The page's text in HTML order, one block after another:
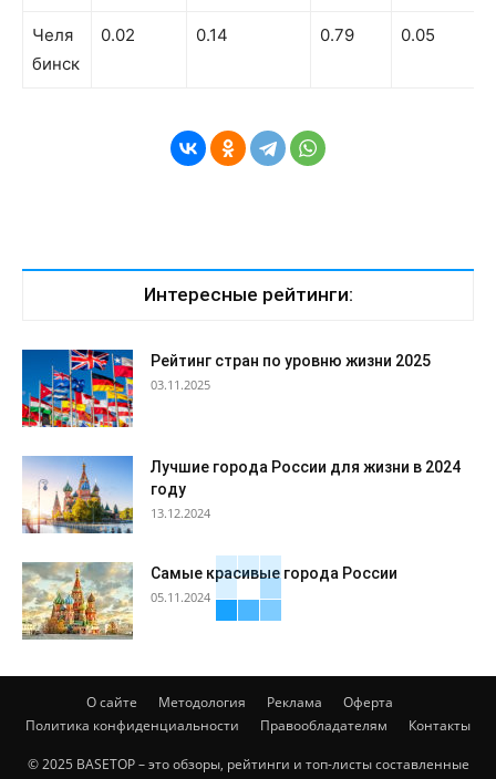
Челя
бинск
0.02 0.14 0.79 0.05
Интересные рейтинги:
Рейтинг стран по уровню жизни 2025
03.11.2025
Лучшие города России для жизни в 2024
году
13.12.2024
Самые красивые города России
05.11.2024
О сайте Методология Реклама
Оферта
Политика конфиденциальности
Правообладателям Контакты
© 2025 BASETOP – это обзоры, рейтинги и топ-листы составленные